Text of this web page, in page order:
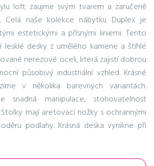
loft zaujme svým tvarem a zaručeně
Celá naše kolekce nábytku Duplex je
estetickými a přísnými liniemi. Tento
lesklé desky z umělého kamene a štíhlé
nerezové oceli, která zajistí dobrou
působivý industriální vzhled. Krásné
v několika barevných variantách.
snadná manipulace, stohovatelnost
mají aretovací nožky s ochrannými
podlahy. Krásná deska vynikne při